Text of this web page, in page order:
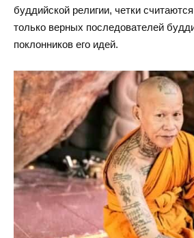
буддийской религии, четки
только верных последователей
поклонников его идей.